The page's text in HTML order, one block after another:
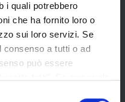
i quali potrebbero
che ha fornito loro o
sui loro servizi. Se
consenso a tutti o ad
può essere
Emilia